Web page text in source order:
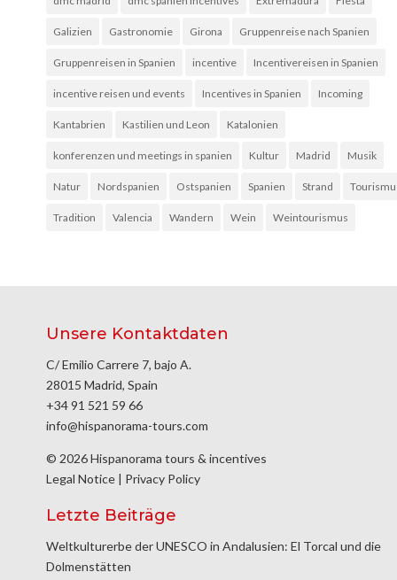
Galizien Gastronomie Girona Gruppenreise nach Spanien
Gruppenreisen in Spanien incentive Incentivereisen in Spanien
incentive reisen und events Incentives in Spanien Incoming
Kantabrien Kastilien und Leon Katalonien
konferenzen und meetings in spanien Kultur Madrid Musik
Natur Nordspanien Ostspanien Spanien Strand
Tradition Valencia Wandern Wein Weintourismus
Unsere Kontaktdaten
C/ Emilio Carrere 7, bajo A.
28015 Madrid, Spain
+34 91 521 59 66
info@hispanorama-tours.com
© 2026 Hispanorama tours & incentives
Legal Notice | Privacy Policy
Letzte Beiträge
Weltkulturerbe der UNESCO in Andalusien: El Torcal und die
Dolmenstätten